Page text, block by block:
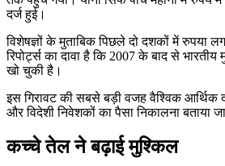
दर्ज हुई।
विशेषज्ञों के मुताबिक पिछले दो दशकों में रुपया
रिपोर्ट्स का दावा है कि 2007 के बाद से
खो चुकी है।
इस गिरावट की सबसे बड़ी वजह वैश्विक आर्थिक
और विदेशी निवेशकों का पैसा निकालना बताया
कच्चे तेल ने बढ़ाई मुश्किल